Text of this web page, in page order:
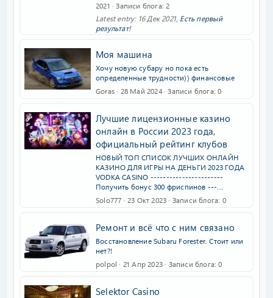
2021
Записи блога 2
Latest entry: 16 Дек 2021, Есть первый
результат!
Моя машина
Хочу новую субару но пока есть
определенные трудности)) финансовые
Goras
28 Май 2024 Записи блога 0
Лучшие лицензионные казино
онлайн в России 2023 года,
официальный рейтинг клубов
НОВЫЙ ТОП СПИСОК ЛУЧШИХ ОНЛАЙН
КАЗИНО ДЛЯ ИГРЫ НА ДЕНЬГИ 2023 ГОДА
VODKA CASINO -----------------------
Получить бонус 300 фриспинов ---...
Solo777
23 Окт 2023 Записи блога 0
Ремонт и всё что с ним связано
Восстановление Subaru Forester. Стоит или
нет?!
polpol
21 Апр 2023 Записи блога 0
Selektor Casino